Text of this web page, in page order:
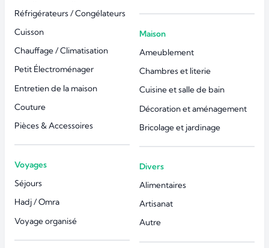
Réfrigérateurs / Congélateurs
Cuisson
Chauffage / Climatisation
Petit Électroménager
Entretien de la maison
Couture
Pièces & Accessoires
Voyages
Séjours
Hadj / Omra
Voyage organisé
Maison
Ameublement
Chambres et literie
Cuisine et salle de bain
Décoration et aménagement
Bricolage et jardinage
Divers
Alimentaires
Artisanat
Autre